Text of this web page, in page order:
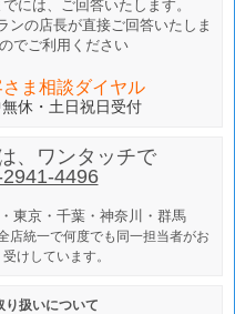
でには、ご回答いたします。
ンの店長が直接ご回答いたしま
でご利用ください
さま相談ダイヤル
休・土日祝日受付
、ワンタッチで
4496
東京・千葉・神奈川・群馬
店統一で何度でも同一担当者がお
受けしています。
り扱いについて